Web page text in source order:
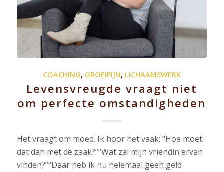
COACHING, GROEIPIJN, LICHAAMSWERK
Levensvreugde vraagt niet
om perfecte omstandigheden
Het vraagt om moed. Ik hoor het vaak: “Hoe moet
dat dan met de zaak?”“Wat zal mijn vriendin ervan
vinden?”“Daar heb ik nu helemaal geen geld